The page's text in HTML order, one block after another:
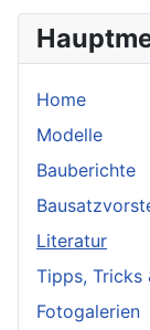
Home
Modelle
Bauberichte
Literatur
Tipps, Tricks
Fotogalerien